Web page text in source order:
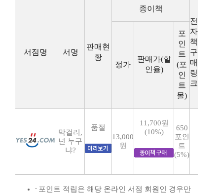
서점명 서명
판매현
황
종이책
전
자
책
구
매
링
크
정가
판매가(할
인율)
포
인
트
(포
인
트
몰)
막걸리,
넌 누구
냐?
품절
13,000
원
11,700원
(10%)
650
포인
트
(5%)
포인트 적립은 해당 온라인 서점 회원인 경우만